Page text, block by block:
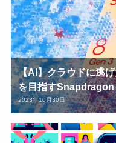
【AI】クラウドに逃
を目指すSnapdragon
2023年10月30日